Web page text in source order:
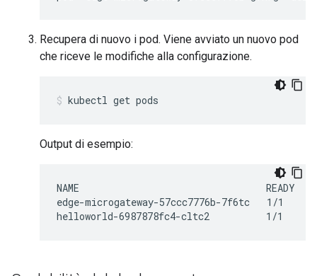
Recupera di nuovo i pod. Viene avviato un nuovo pod
che riceve le modifiche alla configurazione.
kubectl get pods
Output di esempio:
NAME                                 READY
edge-microgateway-57ccc7776b-7f6tc   1/1